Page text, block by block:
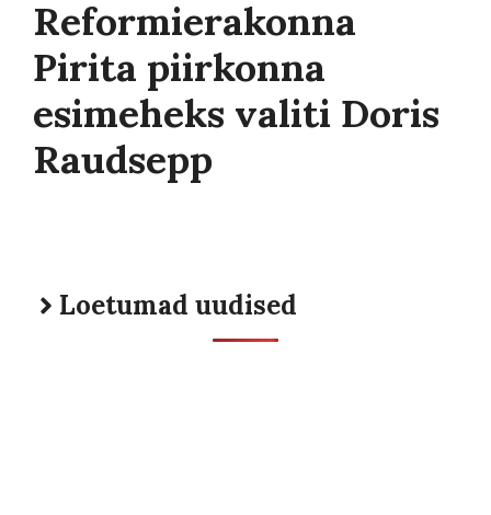
Reformierakonna
Pirita piirkonna
esimeheks valiti Doris
Raudsepp
Loetumad uudised